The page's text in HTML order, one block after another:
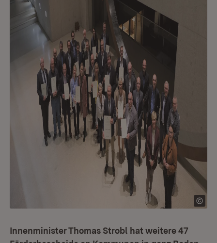
Innenminister Thomas Strobl hat weitere 47